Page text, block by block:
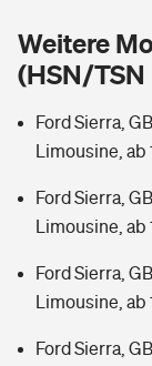
Wer versichert
Sie haben Fragen?
Zur Übersicht
Kinderunfall-
Typklassen: So
Rentenrechner:
Weitere
(HSN/
Ford Sierra,
Limousine, ab
Ford Sierra,
Limousine, ab
Ford Sierra,
Limousine, ab
Ford Sierra,